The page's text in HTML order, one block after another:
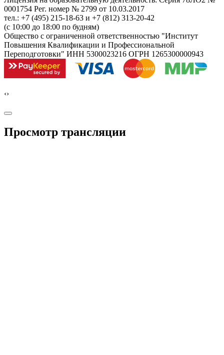
0001754 Рег. номер № 2799 от 10.03.2017
тел.: +7 (495) 215-18-63 и +7 (812) 313-20-42
(с 10:00 до 18:00 по будням)
Общество с ограниченной ответственностью "Институт
Повышения Квалификации и Профессиональной
Переподготовки" ИНН 5300023216 ОГРН 1265300000943
‹›
Просмотр трансляции